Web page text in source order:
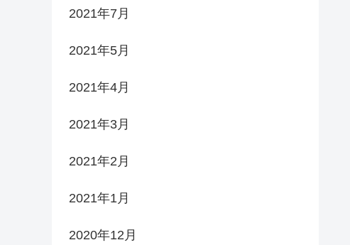
2021年7月
2021年5月
2021年4月
2021年3月
2021年2月
2021年1月
2020年12月